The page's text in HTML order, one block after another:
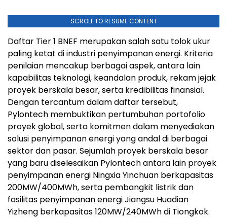
SCROLL TO RESUME CONTENT
Daftar Tier 1 BNEF merupakan salah satu tolok ukur
paling ketat di industri penyimpanan energi. Kriteria
penilaian mencakup berbagai aspek, antara lain
kapabilitas teknologi, keandalan produk, rekam jejak
proyek berskala besar, serta kredibilitas finansial.
Dengan tercantum dalam daftar tersebut,
Pylontech membuktikan pertumbuhan portofolio
proyek global, serta komitmen dalam menyediakan
solusi penyimpanan energi yang andal di berbagai
sektor dan pasar. Sejumlah proyek berskala besar
yang baru diselesaikan Pylontech antara lain proyek
penyimpanan energi Ningxia Yinchuan berkapasitas
200MW/400MWh, serta pembangkit listrik dan
fasilitas penyimpanan energi Jiangsu Huadian
Yizheng berkapasitas 120MW/240MWh di Tiongkok.